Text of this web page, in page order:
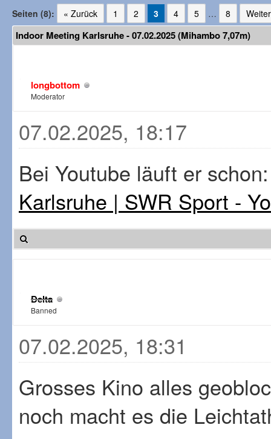
Seiten (8): « Zurück 1 2 3 4 5 … 8
Indoor Meeting Karlsruhe - 07.02.2025 (Mihambo 7,07m)
longbottom
Moderator
07.02.2025, 18:17
Bei Youtube läuft er
Karlsruhe | SWR Sport -
Delta
Banned
07.02.2025, 18:31
Grosses Kino alles
noch macht es die